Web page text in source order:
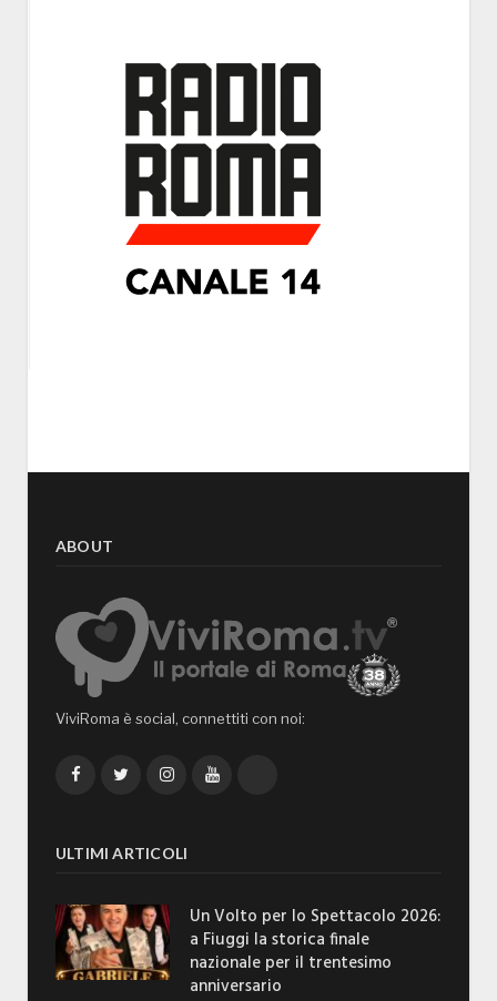
ABOUT
ViviRoma è social, connettiti con noi:
FacebookTwitterInstagramYouTube
ULTIMI ARTICOLI
Un Volto per lo Spettacolo 2026:
a Fiuggi la storica finale
nazionale per il trentesimo
anniversario